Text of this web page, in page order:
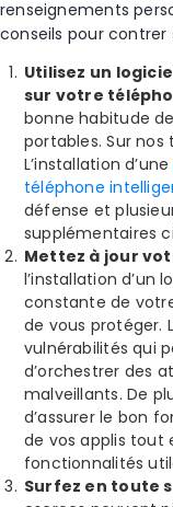
renseignements
conseils pour contrer
Utilisez un
sur votre
bonne habitude
portables. Sur
L’installation d’une
téléphone
défense et
supplémentaires
Mettez à jour
l’installation d’un
constante de
de vous protéger.
vulnérabilités qui
d’orchestrer des
malveillants. De
d’assurer le bon
de vos applis tout
fonctionnalités
Surfez en toute